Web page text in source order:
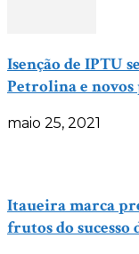
Isenção de IPTU
Petrolina e novos
maio 25, 2021
Itaueira marca
frutos do sucesso